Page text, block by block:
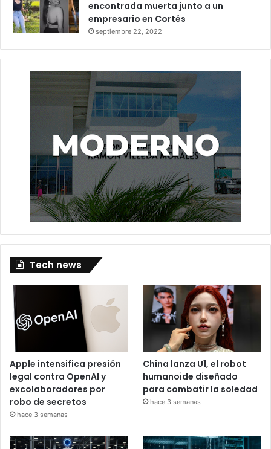
encontrada muerta junto a un
empresario en Cortés
septiembre 22, 2022
Tech news
Apple intensifica presión
legal contra OpenAI y
excolaboradores por
robo de secretos
hace 3 semanas
China lanza U1, el robot
humanoide diseñado
para combatir la soledad
hace 3 semanas